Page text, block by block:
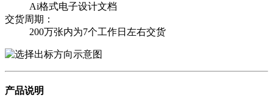
Ai格式电子设计文档
交货周期：
200万张内为7个工作日左右交货
产品说明